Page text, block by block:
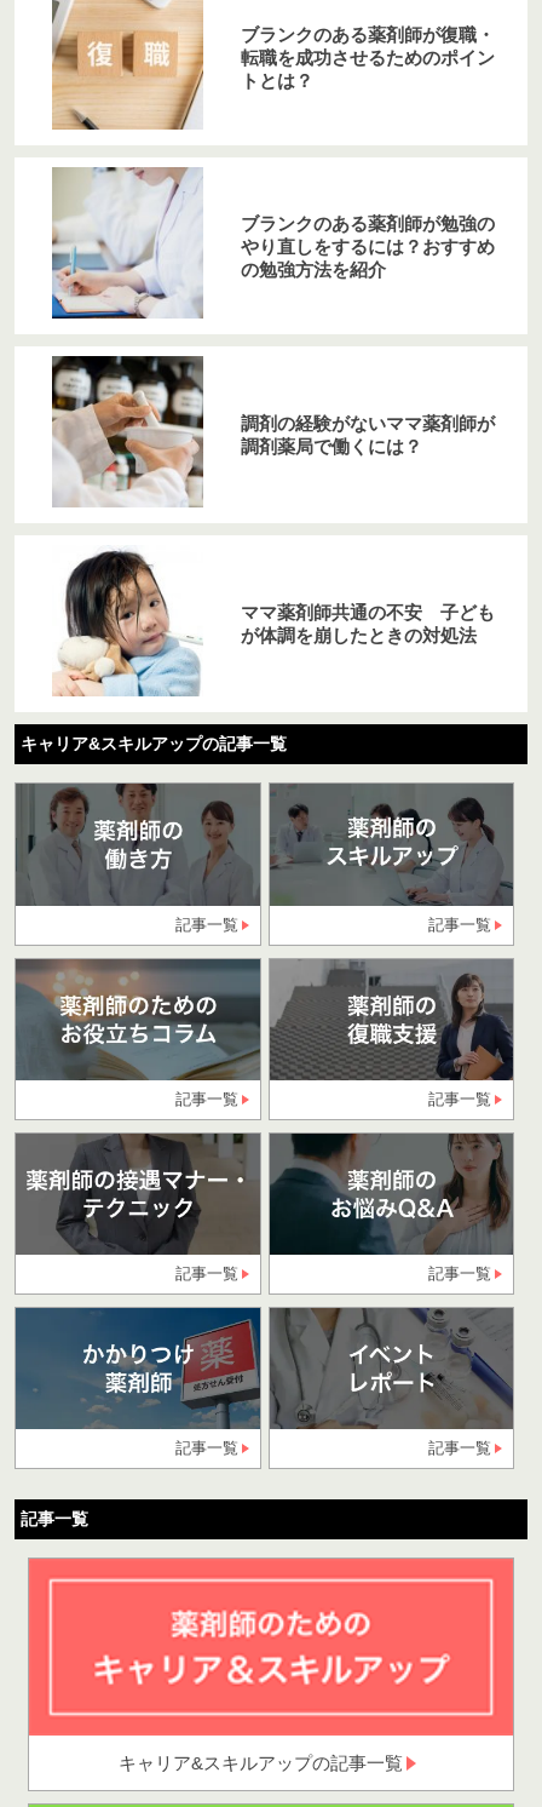
ブランクのある薬剤師が復職・
転職を成功させるためのポイン
トとは？
ブランクのある薬剤師が勉強の
やり直しをするには？おすすめ
の勉強方法を紹介
調剤の経験がないママ薬剤師が
調剤薬局で働くには？
ママ薬剤師共通の不安 子ども
が体調を崩したときの対処法
キャリア&スキルアップの記事一覧
記事一覧 記事一覧
記事一覧 記事一覧
記事一覧 記事一覧
記事一覧 記事一覧
記事一覧
キャリア&スキルアップの記事一覧